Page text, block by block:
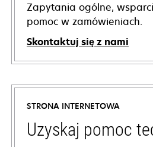
Zapytania ogólne,
pomoc w zamówieniach.
Skontaktuj się z nami
STRONA INTERNETOWA
Uzyskaj pomoc